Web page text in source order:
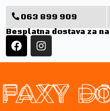
063 899 909
Besplatna dostava za